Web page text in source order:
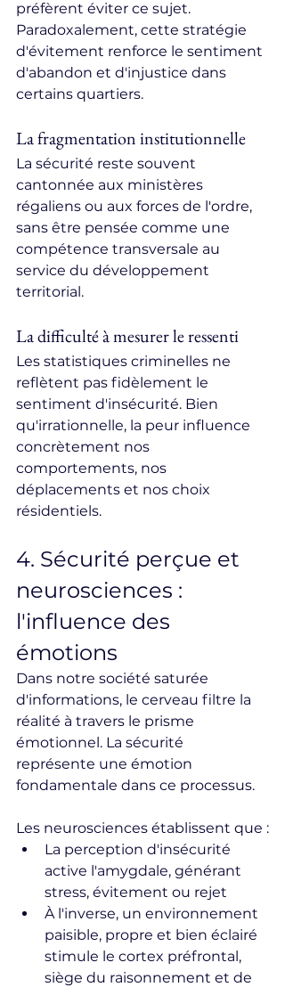
préfèrent éviter ce sujet.
Paradoxalement, cette stratégie
d'évitement renforce le sentiment
d'abandon et d'injustice dans
certains quartiers.
La fragmentation institutionnelle
La sécurité reste souvent
cantonnée aux ministères
régaliens ou aux forces de l'ordre,
sans être pensée comme une
compétence transversale au
service du développement
territorial.
La difficulté à mesurer le ressenti
Les statistiques criminelles ne
reflètent pas fidèlement le
sentiment d'insécurité. Bien
qu'irrationnelle, la peur influence
concrètement nos
comportements, nos
déplacements et nos choix
résidentiels.
4. Sécurité perçue et
neurosciences :
l'influence des
émotions
Dans notre société saturée
d'informations, le cerveau filtre la
réalité à travers le prisme
émotionnel. La sécurité
représente une émotion
fondamentale dans ce processus.
Les neurosciences établissent que :
La perception d'insécurité
active l'amygdale, générant
stress, évitement ou rejet
À l'inverse, un environnement
paisible, propre et bien éclairé
stimule le cortex préfrontal,
siège du raisonnement et de